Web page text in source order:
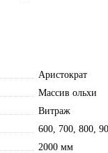
Аристократ
Массив ольхи
Витраж
600, 700, 800,
2000 мм